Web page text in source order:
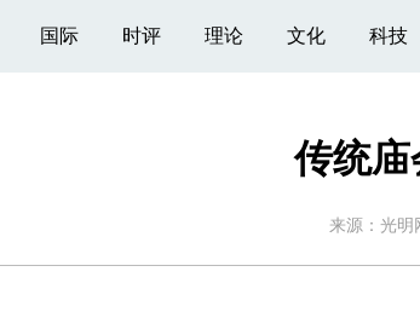
国际 时评 理论 文化 科技
传统庙
来源： 光明